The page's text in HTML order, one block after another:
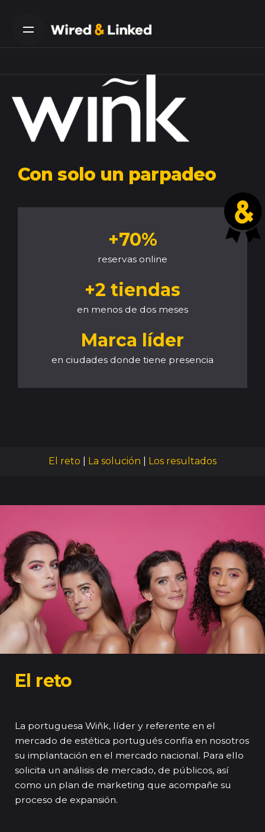
content
Con solo un parpadeo
+70%
reservas online
+2 tiendas
en menos de dos meses
Marca líder
en ciudades donde tiene presencia
El reto La solución Los resultados
El reto
La portuguesa Wiñk, líder y referente en el
mercado de estética portugués confía en nosotros
su implantación en el mercado nacional. Para ello
solicita un análisis de mercado, de públicos, así
como un plan de marketing que acompañe su
proceso de expansión.